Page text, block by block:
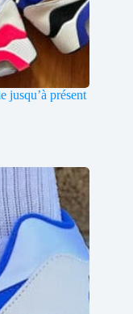
jusqu’à présent